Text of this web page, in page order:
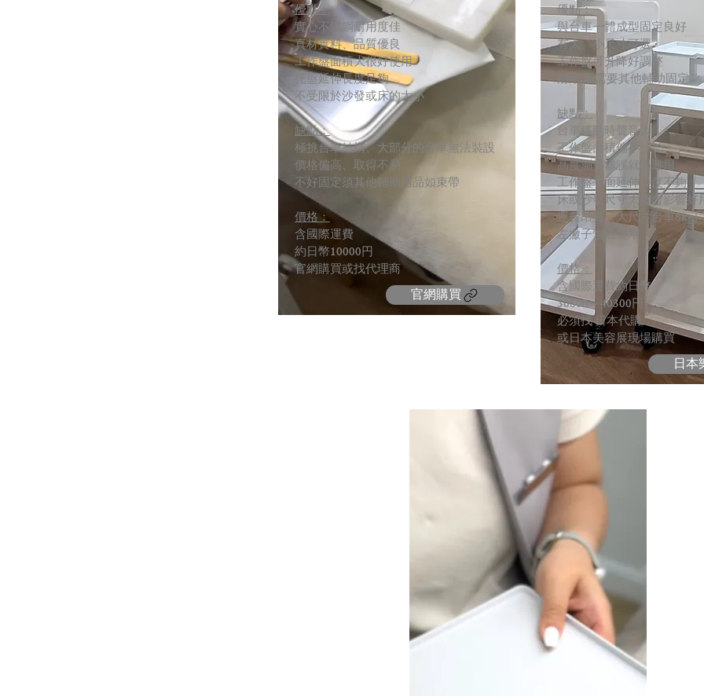
優點：
實心不鏽鋼耐用度佳
真材實料、品質優良
工作盤面積大很好使用
托盤延伸長度足夠
不受限於沙發或床的大小
缺點：
極挑台車結構、大部分的台車無法裝設
價格偏高、取得不易
不好固定須其他輔助用品如束帶
價格：
含國際運費
約日幣10000円
​官網購買或找代理商
官網購買
優點：
與台車一體成型固定良好
有大、小尺寸可選
工作盤可升降好調整
耐用 不需要其他輔助固定
缺點：
台車移動時聲音大
工作盤面積偏小
高度測量錯誤就很難用
工作盤平面延伸長度不夠
床或沙發尺寸太寬會影響好
運費昂貴（大尺寸台車8kg）
左撇子無法使用
價格：
含國際運費約日幣
30800～40300円
​必須找 日本代購
或日本美容展現場購買
日本